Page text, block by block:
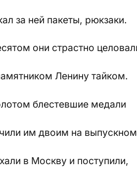
за ней пакеты, рюкзаки.
они страстно
Ленину тайком.
блестевшие медали
им двоим на
в Москву и поступили,